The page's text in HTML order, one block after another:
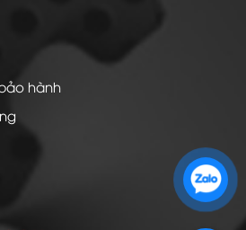
hành
Zalo 2: 0972 14 9900